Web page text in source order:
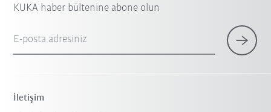
KUKA haber bültenine abone olun
E-posta adresiniz
İletişim